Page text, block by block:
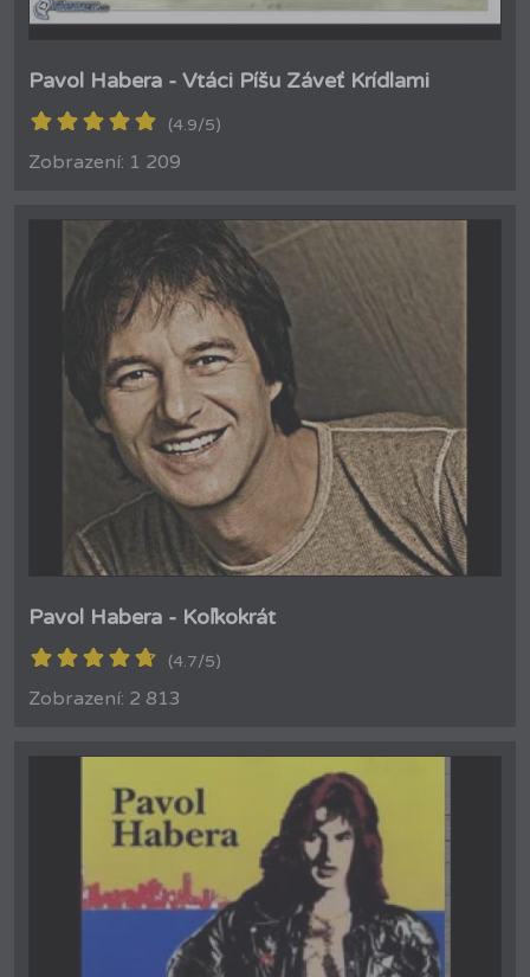
Pavol Habera - Vtáci Píšu Záveť Krídlami
(4.9/5)
Zobrazení: 1 209
Pavol Habera - Koľkokrát
(4.7/5)
Zobrazení: 2 813